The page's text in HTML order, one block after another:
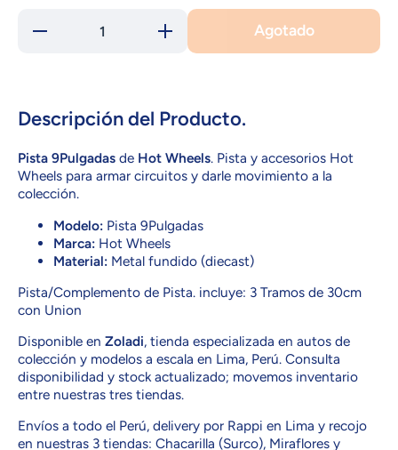
Reducir
Aumentar
cantidad
para
Agotado
Descripción del Producto.
Pista 9Pulgadas de Hot Wheels. Pista y accesorios Hot
Wheels para armar circuitos y darle movimiento a la
colección.
Modelo: Pista 9Pulgadas
Marca: Hot Wheels
Material: Metal fundido (diecast)
Pista/Complemento de Pista. incluye: 3 Tramos de 30cm
con Union
Disponible en Zoladi, tienda especializada en autos de
colección y modelos a escala en Lima, Perú. Consulta
disponibilidad y stock actualizado; movemos inventario
entre nuestras tres tiendas.
Envíos a todo el Perú, delivery por Rappi en Lima y recojo
en nuestras 3 tiendas: Chacarilla (Surco), Miraflores y